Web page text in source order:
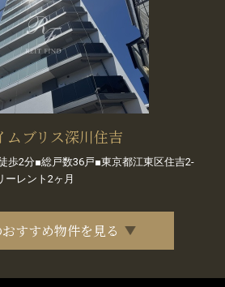
ムブリス深川住吉
歩2分■総戸数36戸■東京都江東区住吉2-
ーレント2ヶ月
すすめ物件を見る